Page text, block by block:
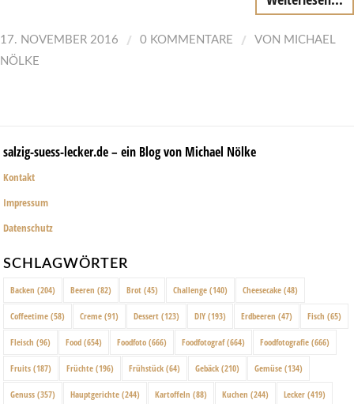
17. NOVEMBER 2016 / 0 KOMMENTARE / VON MICHAEL
NÖLKE
salzig-suess-lecker.de – ein Blog von Michael Nölke
Kontakt
Impressum
Datenschutz
SCHLAGWÖRTER
Backen (204) Beeren (82) Brot (45) Challenge (140) Cheesecake (48)
Coffeetime (58) Creme (91) Dessert (123) DIY (193) Erdbeeren (47) Fisch (65)
Fleisch (96) Food (654) Foodfoto (666) Foodfotograf(664) Foodfotografie (666)
Fruits (187) Früchte (196) Frühstück (64) Gebäck (210) Gemüse (134)
Genuss (357) Hauptgerichte (244) Kartoffeln (88) Kuchen (244) Lecker (419)